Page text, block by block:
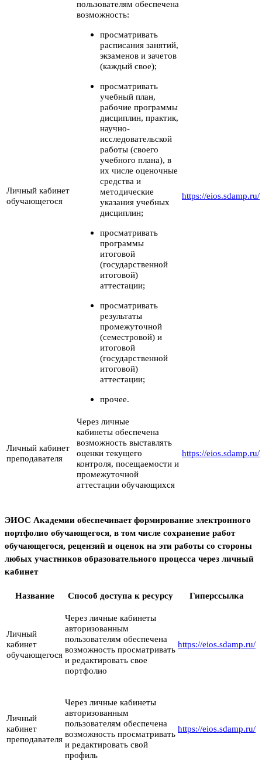
Личный кабинет
обучающегося
пользователям обеспечена
возможность:
просматривать
расписания занятий,
экзаменов и зачетов
(каждый свое);
просматривать
учебный план,
рабочие программы
дисциплин, практик,
научно-
исследовательской
работы (своего
учебного плана), в
их числе оценочные
средства и
методические
указания учебных
дисциплин;
просматривать
программы
итоговой
(государственной
итоговой)
аттестации;
просматривать
результаты
промежуточной
(семестровой) и
итоговой
(государственной
итоговой)
аттестации;
прочее.
https://eios.sdamp.ru/
Личный кабинет
преподавателя
Через личные
кабинеты обеспечена
возможность выставлять
оценки текущего
контроля, посещаемости и
промежуточной
аттестации обучающихся
https://eios.sdamp.ru/
ЭИОС Академии обеспечивает формирование электронного
портфолио обучающегося, в том числе сохранение работ
обучающегося, рецензий и оценок на эти работы со стороны
любых участников образовательного процесса через личный
кабинет
Название Способ доступа к ресурсу Гиперссылка
Личный
кабинет
обучающегося
Через личные кабинеты
авторизованным
пользователям обеспечена
возможность просматривать
и редактировать свое
портфолио
https://eios.sdamp.ru/
Личный
кабинет
преподавателя
Через личные кабинеты
авторизованным
пользователям обеспечена
возможность просматривать
и редактировать свой
профиль
https://eios.sdamp.ru/